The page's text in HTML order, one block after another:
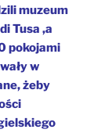
muzeum
Tusa ,a
pokojami
w
żeby